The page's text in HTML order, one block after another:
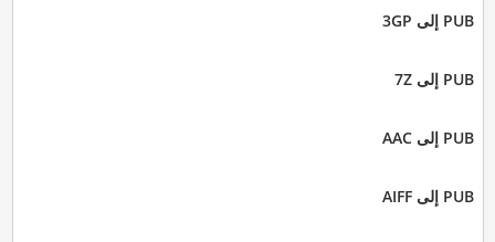
PUB إلى 3GP
PUB إلى 7Z
PUB إلى AAC
PUB إلى AIFF